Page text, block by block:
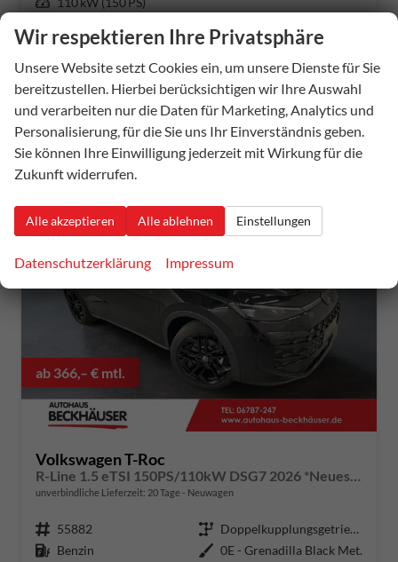
36.885,– € Details
Verbrauch kombiniert:5,60 l/100km
CO2-Klasse: D
CO2-Emissionen:128,00 g/km
ab 366,– € mtl.
Volkswagen T-Roc
R-Line 1.5 eTSI 150PS/110kW DSG7 2026 *Neues Modell* | +AHK +BlackStyle +19" ALU +IQ.Licht-Matrix
unverbindliche Lieferzeit: 20 Tage Neuwagen
Fahrzeugnummer 55882 Getriebe
Doppelkupplungsgetriebe (DSG)
Kraftstoff Benzin Außenfarbe 0E - Grenadilla Black Met.
Wir respektieren Ihre Privatsphäre
Unsere Website setzt Cookies ein, um unsere Dienste für Sie
bereitzustellen. Hierbei berücksichtigen wir Ihre Auswahl
und verarbeiten nur die Daten für Marketing, Analytics und
Personalisierung, für die Sie uns Ihr Einverständnis geben.
Sie können Ihre Einwilligung jederzeit mit Wirkung für die
Zukunft widerrufen.
Alle akzeptieren Alle ablehnen Einstellungen
Datenschutzerklärung Impressum